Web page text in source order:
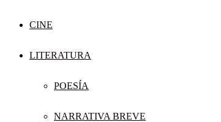
CINE
LITERATURA
POESÍA
NARRATIVA BREVE